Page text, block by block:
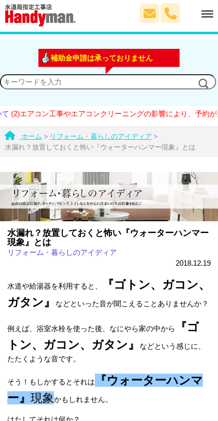
補助金申請は承っておりません
アコン工事やエアコンクリーニングの影響により、予約が大変
ホーム > リフォーム・暮らしのアイディア >
水漏れ？放置しておくと怖い『ウォーターハンマー現象』とは
水漏れ？放置しておくと怖い『ウォーターハンマー
現象』とは
リフォーム・暮らしのアイディア
2018.12.19
水道や給湯器を利用すると、
『ゴトン、ガコン、
ガタン』
などといった音が聞こえることありませんか？
例えば、浴室水栓を使った後、なにやら家の中から
『ゴ
トン、ガコン、ガタン』
などという感じに、
たたくような音です。
そう！もしかするとそれは
『ウォーターハンマ
ー』 現象かもしれません。
はたしてそれは何か？